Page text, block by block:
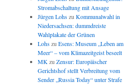
Stromabschaltung mit Ansage
Jürgen Lohszu Kommunalwahl in
Niedersachsen: dummdreiste
Wahlplakate der Grünen
Lohszu Esens: Museum „Leben am
Meer“ – vom Klimazeitgeist beseelt
MK zu Zensur: Europäischer
Gerichtshof stellt Verbreitung vom
Sender „Russia Today“ unter Strafe